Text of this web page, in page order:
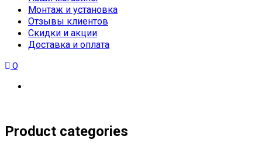
Menu
Монтаж и установка
Отзывы клиентов
Скидки и акции
Доставка и оплата
0
Product categories